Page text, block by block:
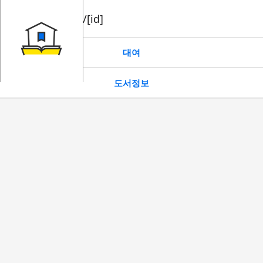
book/rent/[id]
대여
도서정보